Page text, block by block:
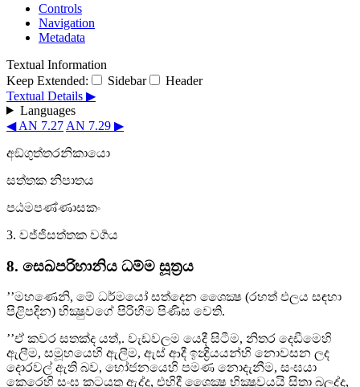
Controls
Navigation
Metadata
Textual Information
Keep Extended:
Sidebar
Header
Textual Details ▶
Languages
◀ AN 7.27 AN 7.29 ▶
අඞ්ගුත්තරනිකායො
සත්තක නිපාතය
පඨමපණ්ණාසකං
3. වජ්ජිසත්තක වර්‍ගය
8. සෙඛපරිහානිය ධම්ම සූත්‍රය
’’මහණෙනි, මේ ධර්මයෝ සත්දෙන ශෛක්‍ෂ (රහත් ඵලය සඳහා
පිළිපදින) භික්‍ෂුවගේ පිරිහීම පිණිස වෙති.
’’ඒ කවර සතක්ද යත්,. වැඩවලම යෙදී සිටීම, නිතර දෙඩීමෙහි
ඇලීම, සමූහයෙහි ඇලීම, ඇස් ආදී ඉන්‍ද්‍රියයන්හි නොවසන ලද
දොරවල් ඇති බව, භෝජනයෙහි පමණ නොදැනීම, සංඝයා
කෙරෙහි සංඝ කටයුතු ඇද්ද, එහිදී ශෛක්‍ෂ භික්‍ෂුවයයි සිතා බලද්ද,